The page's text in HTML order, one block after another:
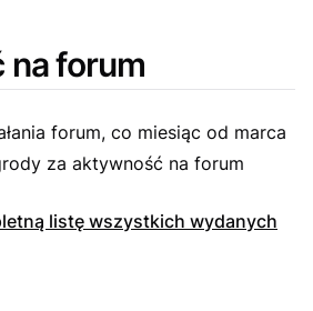
forum
forum, co miesiąc od marca
za aktywność na forum
listę wszystkich wydanych